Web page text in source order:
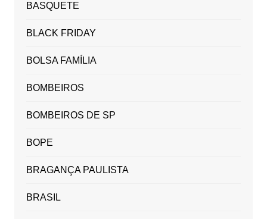
BASQUETE
BLACK FRIDAY
BOLSA FAMÍLIA
BOMBEIROS
BOMBEIROS DE SP
BOPE
BRAGANÇA PAULISTA
BRASIL